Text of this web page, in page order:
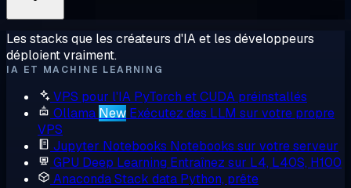
Les stacks que les créateurs d'IA et les développeurs
déploient vraiment.
IA ET MACHINE LEARNING
VPS pour l'IA PyTorch et CUDA préinstallés
Ollama New Exécutez des LLM sur votre propre
VPS
Jupyter Notebooks Notebooks sur votre serveur
GPU Deep Learning Entraînez sur L4, L40S, H100
AnacondaStack data Python, prête